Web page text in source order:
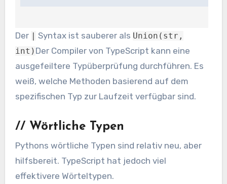
Der | Syntax ist sauberer als Union(str,
int) Der Compiler von TypeScript kann eine
ausgefeiltere Typüberprüfung durchführen. Es
weiß, welche Methoden basierend auf dem
spezifischen Typ zur Laufzeit verfügbar sind.
// Wörtliche Typen
Pythons wörtliche Typen sind relativ neu, aber
hilfsbereit. TypeScript hat jedoch viel
effektivere Wörteltypen.